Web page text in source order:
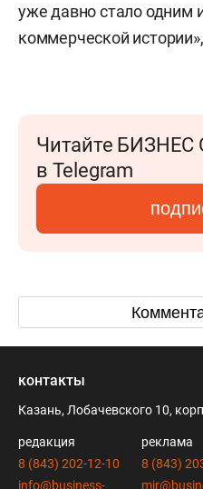
уже давно стало одним
коммерческой
Читайте БИЗНЕС
в Telegram
контакты
Казань, Лобачевского 10,
редакция
8 (843) 202-12-10
info@business-
реклама
8 (843)